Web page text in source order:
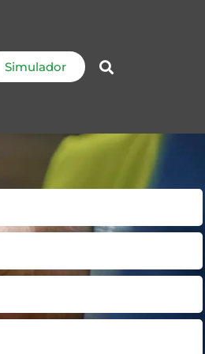
Simulador